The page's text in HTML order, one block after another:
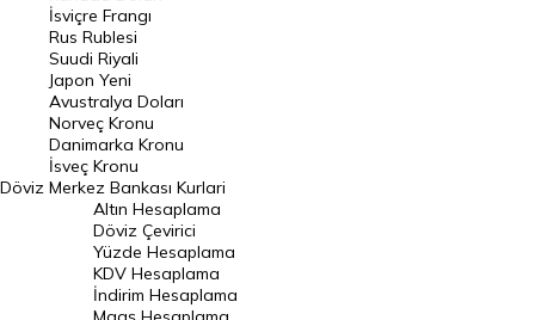
ALTIN
Gram Altın Fiyatı
Cumhuriyet Altını Fiyatı
Altın (ONS) Fiyatı
Dolar/Kg Altın Fiyatı
Kapalı Çarşı Altın Fiyatları
Döviz
İsviçre Frangı
Rus Rublesi
Suudi Riyali
Japon Yeni
Avustralya Doları
Norveç Kronu
Danimarka Kronu
İsveç Kronu
Merkez Bankası Kurlari
Altın Hesaplama
Döviz Çevirici
Yüzde Hesaplama
KDV Hesaplama
İndirim Hesaplama